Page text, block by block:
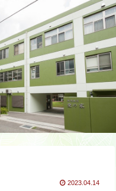
2023.04.14